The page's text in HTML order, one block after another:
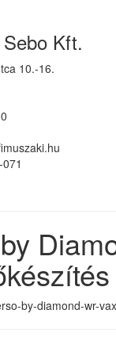
Kft.
10.-16.
by-diamond-wr-